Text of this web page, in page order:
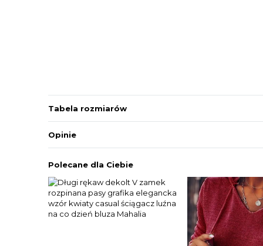
Tabela rozmiarów
Opinie
Polecane dla Ciebie